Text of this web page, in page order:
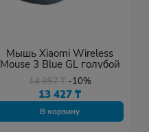
Мышь Xiaomi Wireless
Mouse 3 Blue GL голубой
14 997₸ -10%
13 427₸
В корзину